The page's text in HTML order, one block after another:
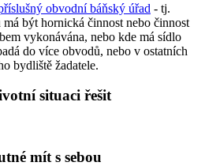
obvodní báňský úřad - tj.
být hornická činnost nebo činnost
vykonávána, nebo kde má sídlo
do více obvodů, nebo v ostatních
bydliště žadatele.
situaci řešit
mít s sebou